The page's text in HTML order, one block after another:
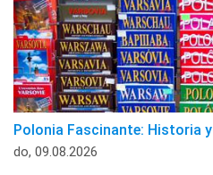
Polonia Fascinante: Historia
do, 09.08.2026